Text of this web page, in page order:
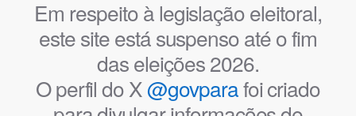
Em respeito à legislação eleitoral,
este site está suspenso até o fim
das eleições 2026.
O perfil do X@govparafoi criado